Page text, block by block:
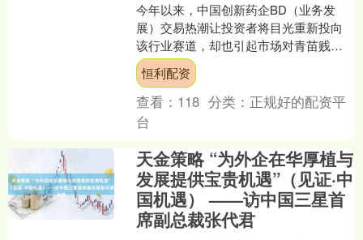
今年以来，中国创新药企BD（业务发
展）交易热潮让投资者将目光重新投向
该行业赛道，却也引起市场对青苗贱卖
的隐忧。 不过，随着中国自主研发的创
新管线开始以全球共研的....
恒利配资
查看： 118 分类： 正规好的配资平
台
天金策略 “为外企在华厚植与
发展提供宝贵机遇”（见证·中
国机遇） ——访中国三星首
席副总裁张代君